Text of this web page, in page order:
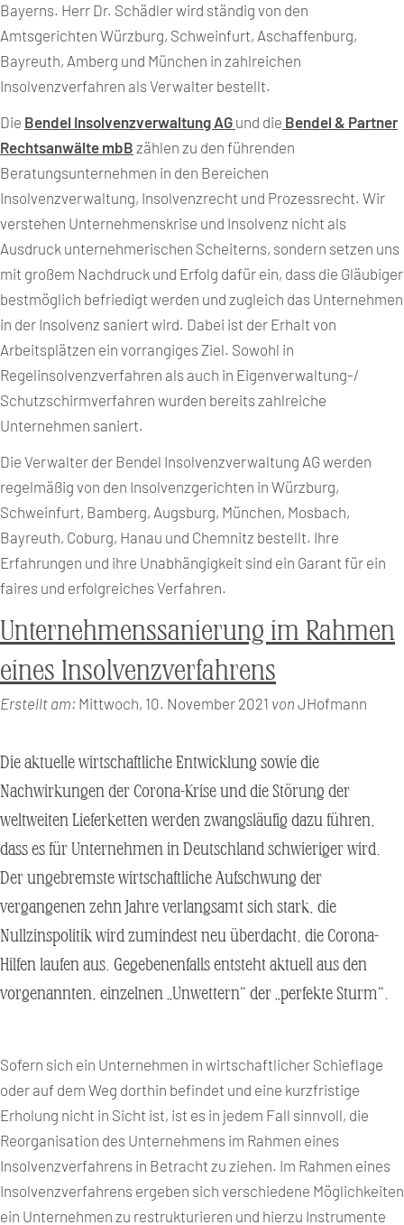
Bayerns. Herr Dr. Schädler wird ständig von den
Amtsgerichten Würzburg, Schweinfurt, Aschaffenburg,
Bayreuth, Amberg und München in zahlreichen
Insolvenzverfahren als Verwalter bestellt.
Die Bendel Insolvenzverwaltung AG und die Bendel & Partner
Rechtsanwälte mbB zählen zu den führenden
Beratungsunternehmen in den Bereichen
Insolvenzverwaltung, Insolvenzrecht und Prozessrecht. Wir
verstehen Unternehmenskrise und Insolvenz nicht als
Ausdruck unternehmerischen Scheiterns, sondern setzen uns
mit großem Nachdruck und Erfolg dafür ein, dass die Gläubiger
bestmöglich befriedigt werden und zugleich das Unternehmen
in der Insolvenz saniert wird. Dabei ist der Erhalt von
Arbeitsplätzen ein vorrangiges Ziel. Sowohl in
Regelinsolvenzverfahren als auch in Eigenverwaltung-/
Schutzschirmverfahren wurden bereits zahlreiche
Unternehmen saniert.
Die Verwalter der Bendel Insolvenzverwaltung AG werden
regelmäßig von den Insolvenzgerichten in Würzburg,
Schweinfurt, Bamberg, Augsburg, München, Mosbach,
Bayreuth, Coburg, Hanau und Chemnitz bestellt. Ihre
Erfahrungen und ihre Unabhängigkeit sind ein Garant für ein
faires und erfolgreiches Verfahren.
Unternehmenssanierung im Rahmen
eines Insolvenzverfahrens
Erstellt am: Mittwoch, 10. November 2021 von JHofmann
Die aktuelle wirtschaftliche Entwicklung sowie die
Nachwirkungen der Corona-Krise und die Störung der
weltweiten Lieferketten werden zwangsläufig dazu führen,
dass es für Unternehmen in Deutschland schwieriger wird.
Der ungebremste wirtschaftliche Aufschwung der
vergangenen zehn Jahre verlangsamt sich stark, die
Nullzinspolitik wird zumindest neu überdacht, die Corona-
Hilfen laufen aus. Gegebenenfalls entsteht aktuell aus den
vorgenannten, einzelnen „Unwettern“ der „perfekte Sturm“.
Sofern sich ein Unternehmen in wirtschaftlicher Schieflage
oder auf dem Weg dorthin befindet und eine kurzfristige
Erholung nicht in Sicht ist, ist es in jedem Fall sinnvoll, die
Reorganisation des Unternehmens im Rahmen eines
Insolvenzverfahrens in Betracht zu ziehen. Im Rahmen eines
Insolvenzverfahrens ergeben sich verschiedene Möglichkeiten
ein Unternehmen zu restrukturieren und hierzu Instrumente